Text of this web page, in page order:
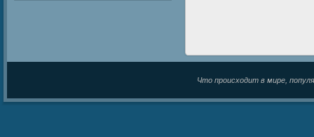
Что происходит в мире,